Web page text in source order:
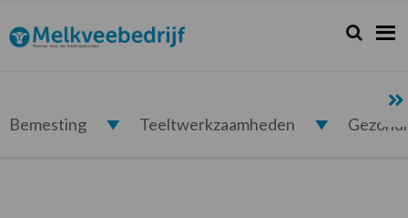
de
hoofdnavigatie
de
hoofd
de
eerste
de
voettekst
Melkveebedrijf.nl Zoeken...
Zoek
Bemesting Teeltwerkzaamheden